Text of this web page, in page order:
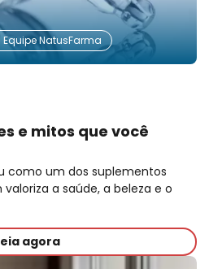
Equipe NatusFarma
e mitos que você
como um dos suplementos
a saúde, a beleza e o
agora